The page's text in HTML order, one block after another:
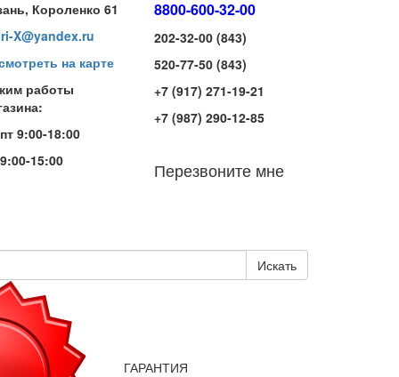
Короленко 61
X@yandex.ru
на карте
работы
9:00-18:00
15:00
8800-600-32-00
202-32-00 (843)
520-77-50 (843)
+7 (917) 271-19-21
+7 (987) 290-12-85
Перезвоните мне
Искать
ГАРАНТИЯ